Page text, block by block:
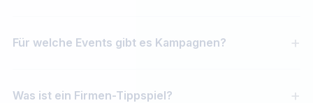
Für welche Events gibt es Kampagnen?
Was ist ein Firmen-Tippspiel?